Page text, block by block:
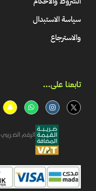
سياسة الاستبدال
والاسترجاع
تابعنا على...​
الرقم الضريبي